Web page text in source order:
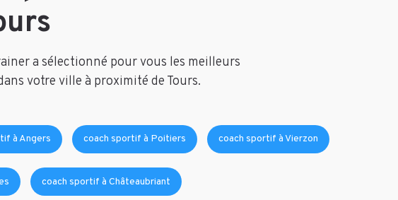
a sélectionné pour vous les meilleurs
votre ville à proximité de Tours.
à Angers coach sportif à Poitiers coach sportif à Vierzon
coach sportif à Châteaubriant